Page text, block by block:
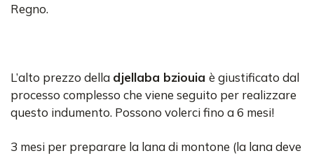
Regno.
L’alto prezzo della djellaba bziouia è giustificato dal
processo complesso che viene seguito per realizzare
questo indumento. Possono volerci fino a 6 mesi!
3 mesi per preparare la lana di montone (la lana deve